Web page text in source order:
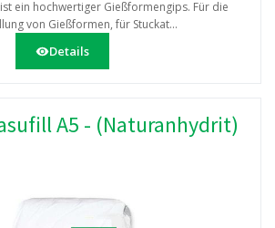
ein hochwertiger Gießformengips. Für die
von Gießformen, für Stuckat...
Details
A5 - (Naturanhydrit)